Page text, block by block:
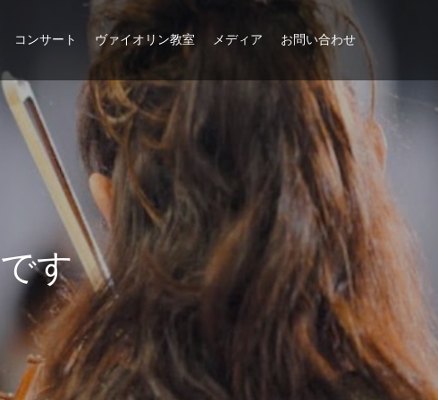
コンサート ヴァイオリン教室 メディア お問い合わせ
です